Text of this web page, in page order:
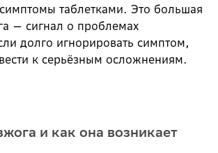
таблетками. Это большая
— сигнал о проблемах
долго игнорировать симптом,
к серьёзным осложнениям.
и как она возникает